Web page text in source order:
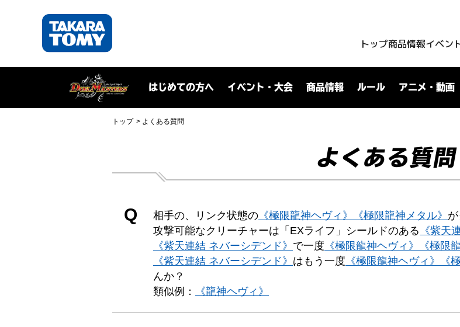
トップ商品情報イベン
はじめての方へ イベント・大会 商品情報 ルール アニメ・動画
トップ よくある質問
よくある質問
Q 相手の、リンク状態の 《極限龍神ヘヴィ》 《極限龍神メタル》
攻撃可能なクリーチャーは「EXライフ」シールドのある 《紫天
《紫天連結 ネバーシデンド》 で一度 《極限龍神ヘヴィ》 《極限
《紫天連結 ネバーシデンド》 はもう一度 《極限龍神ヘヴィ》 《
んか？
類似例：
《龍神ヘヴィ》